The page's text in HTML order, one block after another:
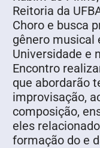
Reitoria da
Choro e busca
gênero musical
Universidade e
Encontro
que abordarão
improvisação,
composição,
eles
formação do e